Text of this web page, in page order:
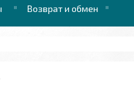
Возврат и обмен